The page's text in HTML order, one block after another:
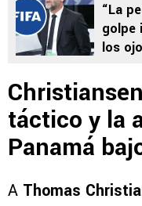
“La
golpe
los
táctico y la
Panamá
A Thomas